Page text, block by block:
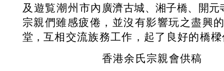
及遊覧潮州市內 廣濟古城、湘子橋、開
宗親們雖感疲倦，並沒有影響玩之盡興
堂， 互相交流族務工作，起了良好的橋
香港余氏宗親會供稿